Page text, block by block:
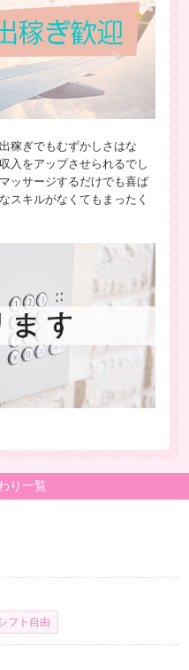
稼ぎでもむずかしさはな
入をアップさせられるでし
ッサージするだけでも喜ば
スキルがなくてもまったく
り一覧
フト自由